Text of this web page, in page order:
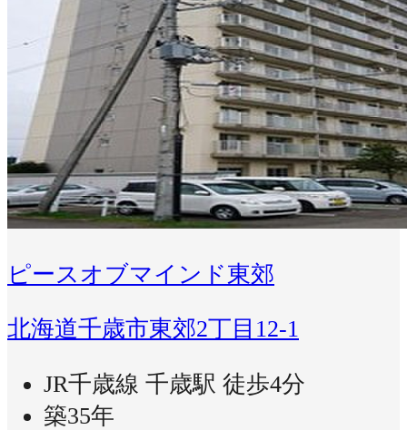
ピースオブマインド東郊
北海道千歳市東郊2丁目12-1
JR千歳線 千歳駅 徒歩4分
築35年